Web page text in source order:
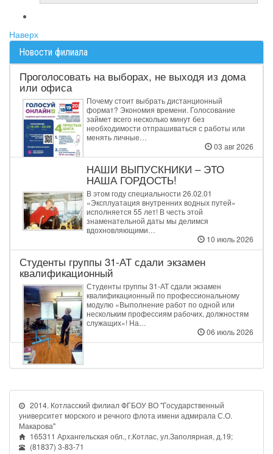
Наверх
Новости филиала
Проголосовать на выборах, не выходя из дома
или офиса
Почему стоит выбрать дистанционный
формат? Экономия времени. Голосование
займет всего несколько минут без
необходимости отпрашиваться с работы или
менять личные…
03 авг 2026
НАШИ ВЫПУСКНИКИ – ЭТО
НАША ГОРДОСТЬ!
В этом году специальности 26.02.01
«Эксплуатация внутренних водных путей»
исполняется 55 лет! В честь этой
знаменательной даты мы делимся
вдохновляющими…
10 июль 2026
Студенты группы 31‑АТ сдали экзамен
квалификационный
Студенты группы 31‑АТ сдали экзамен
квалификационный по профессиональному
модулю «Выполнение работ по одной или
нескольким профессиям рабочих, должностям
служащих»! На…
06 июль 2026
2014. Котласский филиал ФГБОУ ВО "Государственный
университет морского и речного флота имени адмирала С.О.
Макарова"
165311 Архангельская обл., г.Котлас, ул.Заполярная, д.19;
(81837) 3-83-71